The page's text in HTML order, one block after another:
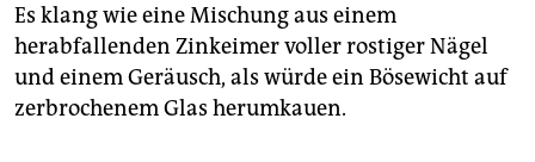
Es klang wie eine Mischung aus einem
herabfallenden Zink­eimer voller rostiger Nägel
und einem Geräusch, als würde ein Bösewicht auf
zerbrochenem Glas herumkauen.